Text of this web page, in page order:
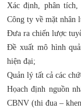
Xác định, phân tích,
Công ty về mặt nhân
Đưa ra chiến lược
Đề xuất mô hình
hiện đại;
Quản lý tất cả các
Họach định nguồn
CBNV (thi đua –